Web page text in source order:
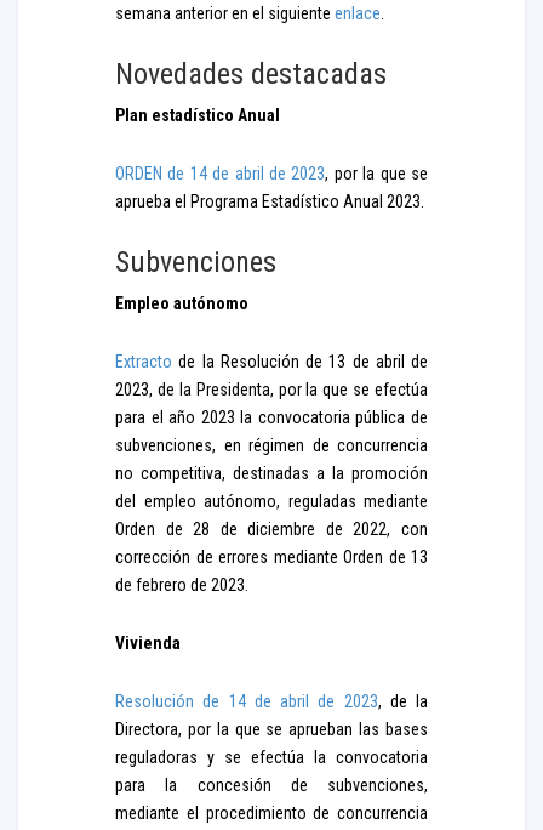
semana anterior en el siguiente enlace
Novedades destacadas
Plan estadístico Anual
ORDEN de 14 de abril de 2023, por la que se
aprueba el Programa Estadístico Anual 2023.
Subvenciones
Empleo autónomo
Extracto de la Resolución de 13 de abril de
2023, de la Presidenta, por la que se efectúa
para el año 2023 la convocatoria pública de
subvenciones, en régimen de concurrencia
no competitiva, destinadas a la promoción
del empleo autónomo, reguladas mediante
Orden de 28 de diciembre de 2022, con
corrección de errores mediante Orden de 13
de febrero de 2023.
Vivienda
Resolución de 14 de abril de 2023, de la
Directora, por la que se aprueban las bases
reguladoras y se efectúa la convocatoria
para la concesión de subvenciones,
mediante el procedimiento de concurrencia